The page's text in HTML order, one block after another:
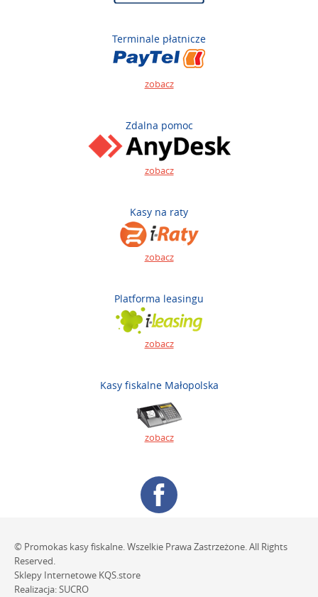
Terminale płatnicze
zobacz
Zdalna pomoc
zobacz
Kasy na raty
zobacz
Platforma leasingu
zobacz
Kasy fiskalne Małopolska
zobacz
© Promokas kasy fiskalne. Wszelkie Prawa Zastrzeżone. All Rights
Reserved.
Sklepy Internetowe KQS.store
Realizacja:SUCRO